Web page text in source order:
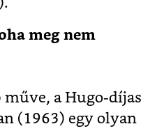
meg nem
a Hugo-díjas
(1963) egy olyan